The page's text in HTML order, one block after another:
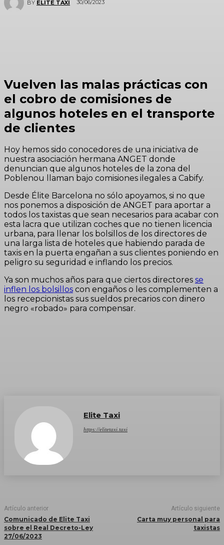
BY ELITE TAXI 30/06/2023
Vuelven las malas prácticas con
el cobro de comisiones de
algunos hoteles en el transporte
de clientes
Hoy hemos sido conocedores de una iniciativa de
nuestra asociación hermana ANGET donde
denuncian que algunos hoteles de la zona del
Poblenou llaman bajo comisiones ilegales a Cabify.
Desde Élite Barcelona no sólo apoyamos, si no que
nos ponemos a disposición de ANGET para aportar a
todos los taxistas que sean necesarios para acabar con
esta lacra que utilizan coches que no tienen licencia
urbana, para llenar los bolsillos de los directores de
una larga lista de hoteles que habiendo parada de
taxis en la puerta engañan a sus clientes poniendo en
peligro su seguridad e inflando los precios.
Ya son muchos años para que ciertos directores se
inflen los bolsillos con engaños o les complementen a
los recepcionistas sus sueldos precarios con dinero
negro «robado» para compensar.
Elite Taxi
https://elitetaxi.taxi
Artículo anterior
Comunicado de Elite Taxi
sobre el Real Decreto-Ley
27/06/2023
Artículo siguiente
Carta muy personal para
taxistas